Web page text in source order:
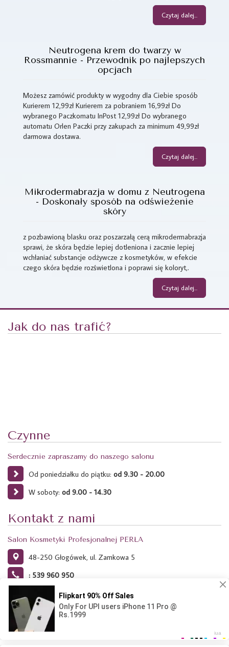
Czytaj dalej...
Neutrogena krem do twarzy w
Rossmannie - Przewodnik po najlepszych
opcjach
Możesz zamówić produkty w wygodny dla Ciebie sposób
Kurierem 12,99zł Kurierem za pobraniem 16,99zł Do
wybranego Paczkomatu InPost 12,99zł Do wybranego
automatu Orlen Paczki przy zakupach za minimum 49,99zł
darmowa dostawa.
Czytaj dalej...
Mikrodermabrazja w domu z Neutrogena
- Doskonały sposób na odświeżenie
skóry
z pozbawioną blasku oraz poszarzałą cerą mikrodermabrazja
sprawi, że skóra będzie lepiej dotleniona i zacznie lepiej
wchłaniać substancje odżywcze z kosmetyków, w efekcie
czego skóra będzie rozświetlona i poprawi się koloryt,.
Czytaj dalej...
Jak do nas trafić?
Czynne
Serdecznie zapraszamy do naszego salonu
Od poniedziałku do piątku: od 9.30 - 20.00
W soboty: od 9.00 - 14.30
Kontakt z nami
Salon Kosmetyki Profesjonalnej PERŁA
48-250 Głogówek, ul. Zamkowa 5
: 539 960 950
Ta strona używa plików Cookies. Dowiedz się więcej o celu ich
używania i możliwości zmiany ustawień Cookies w przeglądarce.